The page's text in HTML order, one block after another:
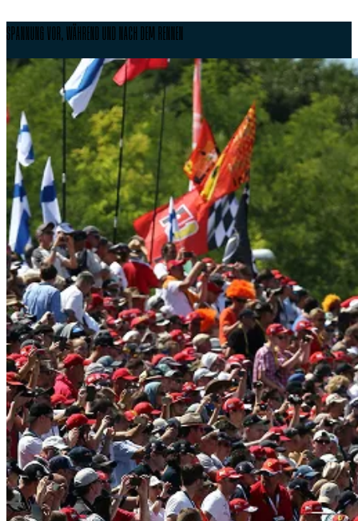
SPANNUNG VOR, WÄHREND UND NACH DEM RENNEN